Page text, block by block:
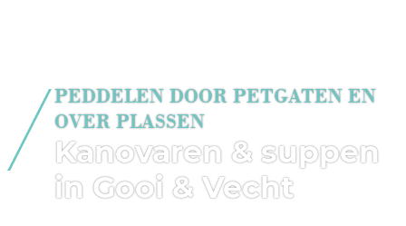
PEDDELEN DOOR PETGATEN EN
OVER PLASSEN
Kanovaren & suppen
in Gooi & Vecht